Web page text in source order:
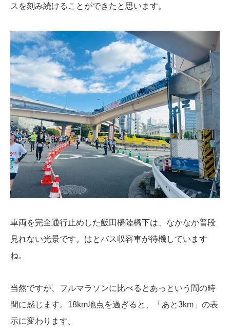
スを刻み続けることができたと思います。
車両を完全通行止めした飯田橋陸橋下は、なかなか普段
見れない光景です。はとバス収容車が待機しています
ね。
当然ですが、フルマラソンに比べるとあっという間の時
間に感じます。18km地点を過ぎると、「あと3km」の表
示に変わります。